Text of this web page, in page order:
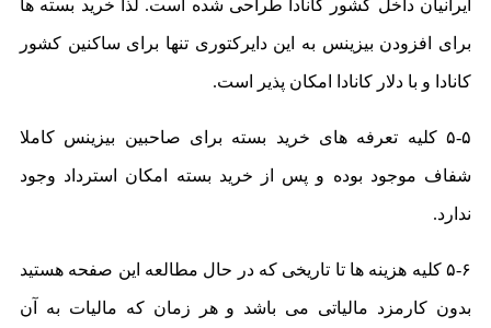
ایرانیان داخل کشور کانادا طراحی شده است. لذا خرید بسته ها
برای افزودن بیزینس به این دایرکتوری تنها برای ساکنین کشور
کانادا و با دلار کانادا امکان پذیر است.
۵-۵ کلیه تعرفه های خرید بسته برای صاحبین بیزینس کاملا
شفاف موجود بوده و پس از خرید بسته امکان استرداد وجود
ندارد.
۵-۶ کلیه هزینه ها تا تاریخی که در حال مطالعه این صفحه هستید
بدون کارمزد مالیاتی می باشد و هر زمان که مالیات به آن